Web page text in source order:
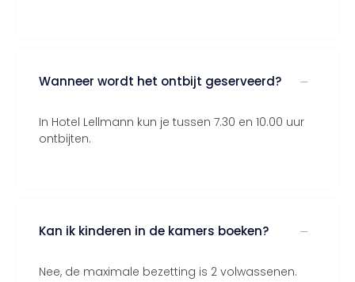
Wanneer wordt het ontbijt geserveerd?
In Hotel Lellmann kun je tussen 7.30 en 10.00 uur
ontbijten.
Kan ik kinderen in de kamers boeken?
Nee, de maximale bezetting is 2 volwassenen.